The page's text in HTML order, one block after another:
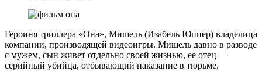
Героиня триллера «Она», Мишель (Изабель Юппер) владелица
компании, производящей видеоигры. Мишель давно в разводе
с мужем, сын живет отдельно своей жизнью, ее отец —
серийный убийца, отбывающий наказание в тюрьме.